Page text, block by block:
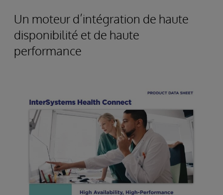
Un moteur d’intégration de haute
disponibilité et de haute
performance